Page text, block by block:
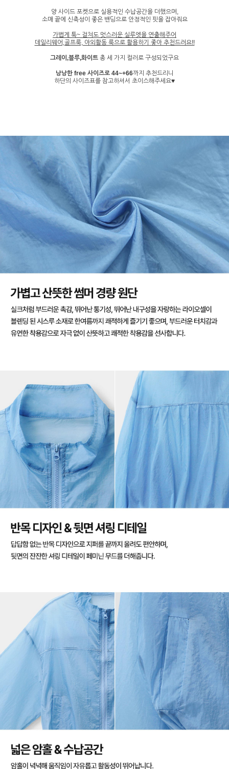
양 사이드 포켓으로 실용적인 수납공간을 더했으며,
소매 끝에 신축성이 좋은 밴딩으로 안정적인 핏을 잡아줘요
가볍게 툭~ 걸쳐도 멋스러운 실루엣을 연출해주어
데일리웨어,골프룩, 야외활동 룩으로 활용하기 좋아 추천드려요!!
그레이,블루,화이트 총 세 가지 컬러로 구성되었구요
낭낭한 free 사이즈로 44~+66까지 추천드리니
하단의 사이즈표를 참고하셔서 초이스해주세요♥